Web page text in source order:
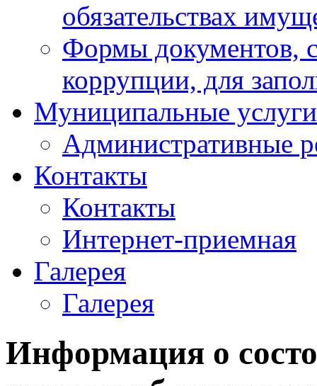
обязательствах
Формы документов,
коррупции, для
Муниципальные услуги
Административные
Контакты
Контакты
Интернет-приемная
Галерея
Галерея
Информация о